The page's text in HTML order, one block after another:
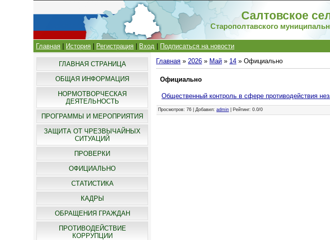
Салтовское
Старополтавского
Главная История Регистрация Вход Подписаться на новости
ГЛАВНАЯ СТРАНИЦА
ОБЩАЯ ИНФОРМАЦИЯ
НОРМОТВОРЧЕСКАЯ
ДЕЯТЕЛЬНОСТЬ
ПРОГРАММЫ И МЕРОПРИЯТИЯ
ЗАЩИТА ОТ ЧРЕЗВЫЧАЙНЫХ
СИТУАЦИЙ
ПРОВЕРКИ
ОФИЦИАЛЬНО
СТАТИСТИКА
КАДРЫ
ОБРАЩЕНИЯ ГРАЖДАН
ПРОТИВОДЕЙСТВИЕ
КОРРУПЦИИ
Главная »2026 » Май » 14 » Официально
Официально
Общественный контроль в сфере противодействия
Просмотров: 76 |Добавил:admin Рейтинг:0.0/0